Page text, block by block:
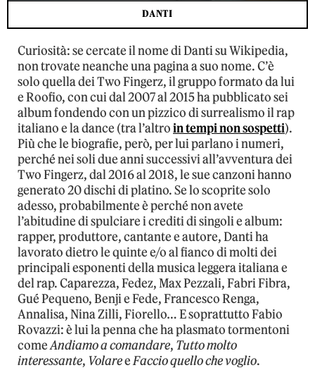
DANTI
Curiosità: se cercate il nome di Danti su Wikipedia,
non trovate neanche una pagina a suo nome. C’è
solo quella dei Two Fingerz, il gruppo formato da lui
e Roofio, con cui dal 2007 al 2015 ha pubblicato sei
album fondendo con un pizzico di surrealismo il rap
italiano e la dance (tra l’altroin tempi non sospetti).
Più che le biografie, però, per lui parlano i numeri,
perché nei soli due anni successivi all’avventura dei
Two Fingerz, dal 2016 al 2018, le sue canzoni hanno
generato 20 dischi di platino. Se lo scoprite solo
adesso, probabilmente è perché non avete
l’abitudine di spulciare i crediti di singoli e album:
rapper, produttore, cantante e autore, Danti ha
lavorato dietro le quinte e/o al fianco di molti dei
principali esponenti della musica leggera italiana e
del rap. Caparezza, Fedez, Max Pezzali, Fabri Fibra,
Gué Pequeno, Benji e Fede, Francesco Renga,
Annalisa, Nina Zilli, Fiorello… E soprattutto Fabio
Rovazzi: è lui la penna che ha plasmato tormentoni
comeAndiamo a comandare, Tutto molto
interessante, VolareeFaccio quello che voglio.